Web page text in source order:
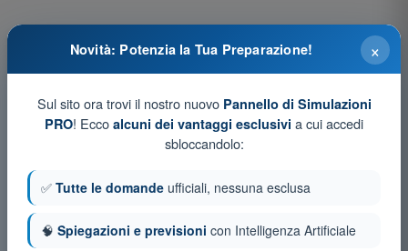
×
Novità: Potenzia la Tua Preparazione!
Sul sito ora trovi il nostro nuovo Pannello di Simulazioni
PRO! Ecco alcuni dei vantaggi esclusivi a cui accedi
sbloccandolo:
✅ Tutte le domande ufficiali, nessuna esclusa
🧠 Spiegazioni e previsioni con Intelligenza Artificiale